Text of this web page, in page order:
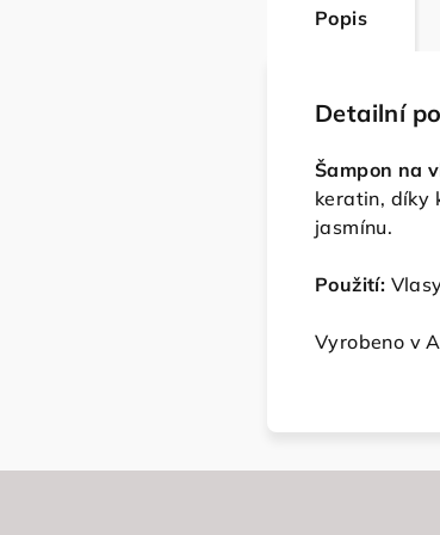
Popis
Detailní
Šampon na
keratin, díky
jasmínu.
Použití:
Vyrobeno v